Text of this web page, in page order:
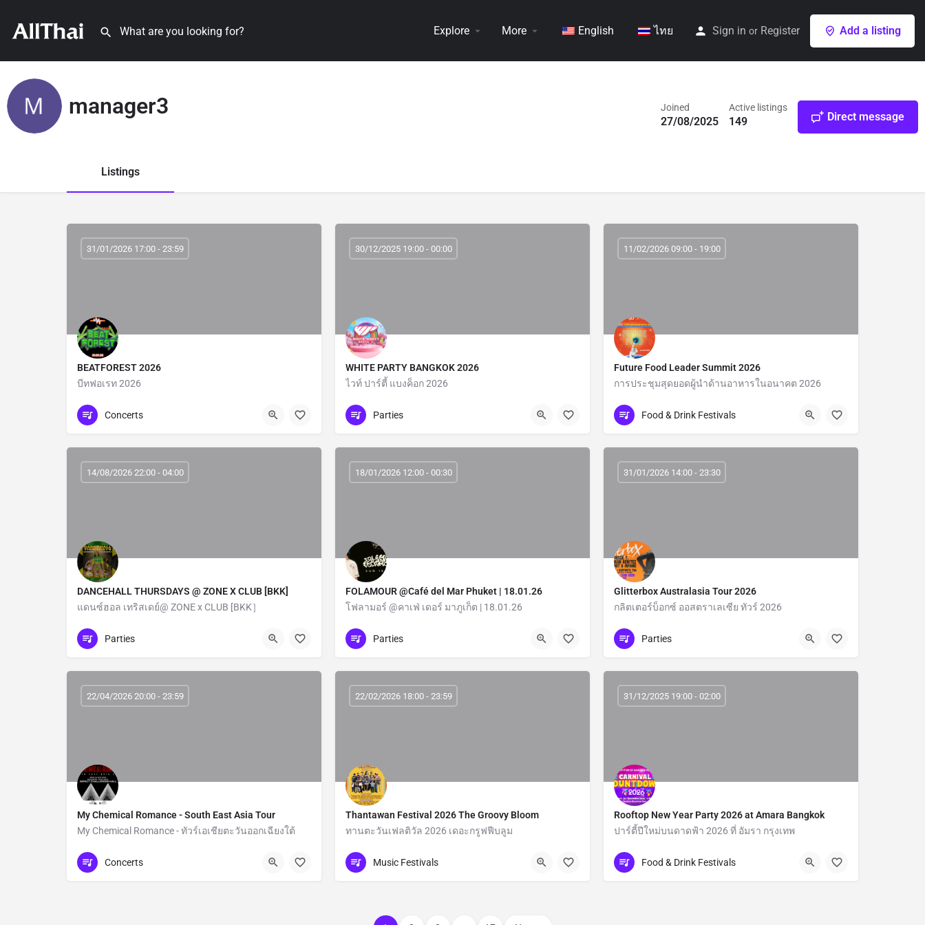
Explore More English ไทย Sign in or Register Add a listing
manager3 Joined
27/08/2025
Active listings
149 Direct message
Listings
BEATFOREST 2026
บีทฟอเรท 2026
Central
31/01/2026 17:00 - 23:59
Concerts
WHITE PARTY BANGKOK 2026
ไวท์ ปาร์ตี้ แบงค็อก 2026
Bangkok
30/12/2025 19:00 - 00:00
Parties
Future Food Leader Summit 2026
การประชุมสุดยอดผู้นําด้านอาหารในอนาคต 2026
Bangkok
11/02/2026 09:00 - 19:00
Food & Drink Festivals
DANCEHALL THURSDAYS @ ZONE X CLUB [BKK]
แดนซ์ฮอล เทริสเดย์@ ZONE x CLUB [BKK］
Bangkok
14/08/2026 22:00 - 04:00
Parties
FOLAMOUR @Café del Mar Phuket | 18.01.26
โฟลามอร์ @คาเฟ่ เดอร์ มาภูเก็ต | 18.01.26
Phuket
18/01/2026 12:00 - 00:30
Parties
Glitterbox Australasia Tour 2026
กลิตเตอร์บ็อกซ์ ออสตราเลเซีย ทัวร์ 2026
Ko Samui
31/01/2026 14:00 - 23:30
Parties
My Chemical Romance - South East Asia Tour
My Chemical Romance - ทัวร์เอเชียตะวันออกเฉียงใต้
Nonthaburi
22/04/2026 20:00 - 23:59
Concerts
Thantawan Festival 2026 The Groovy Bloom
ทานตะวันเฟลติวัล 2026 เดอะกรูฟฟีบลูม
Chiang Mai
22/02/2026 18:00 - 23:59
Music Festivals
Rooftop New Year Party 2026 at Amara Bangkok
ปาร์ตี้ปีใหม่บนดาดฟ้า 2026 ที่ อัมรา กรุงเทพ
Bangkok
31/12/2025 19:00 - 02:00
Food & Drink Festivals